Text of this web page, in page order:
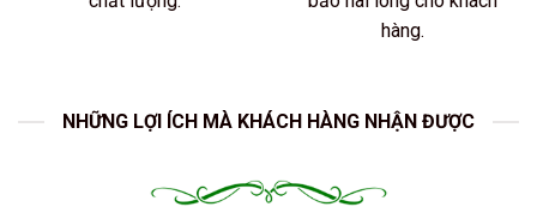
hàng.
NHỮNG LỢI ÍCH MÀ KHÁCH HÀNG NHẬN ĐƯỢC